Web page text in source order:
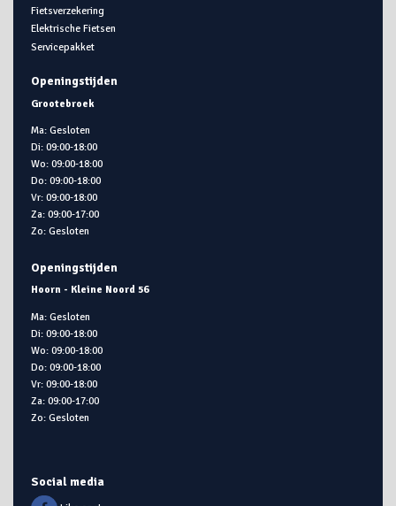
Fietsverzekering
Elektrische Fietsen
Servicepakket
Openingstijden
Grootebroek
Ma: Gesloten
Di: 09:00-18:00
Wo: 09:00-18:00
Do: 09:00-18:00
Vr: 09:00-18:00
Za: 09:00-17:00
Zo: Gesloten
Openingstijden
Hoorn - Kleine Noord 56
Ma: Gesloten
Di: 09:00-18:00
Wo: 09:00-18:00
Do: 09:00-18:00
Vr: 09:00-18:00
Za: 09:00-17:00
Zo: Gesloten
Social media